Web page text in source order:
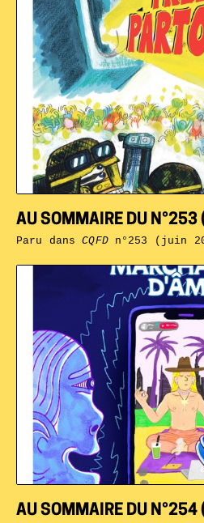
AU SOMMAIRE DU N°254
AU SOMMAIRE DU N°253
Paru dansCQFDn°253 (juin